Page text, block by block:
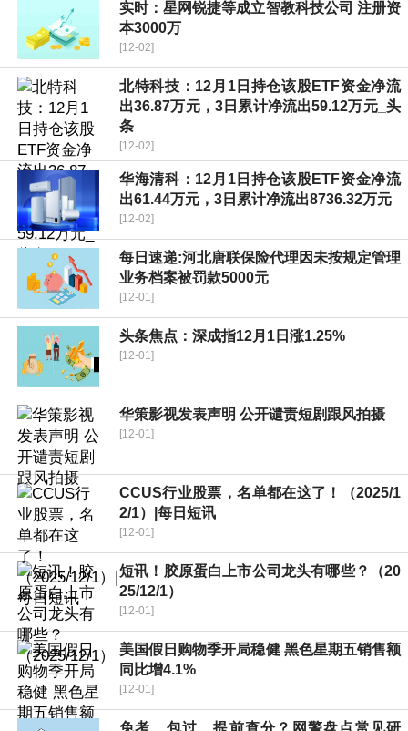
实时：星网锐捷等成立智教科技公司 注册资
本3000万
[12-02]
北特科技：12月1日持仓该股ETF资金净流
出36.87万元，3日累计净流出59.12万元_头
条
[12-02]
华海清科：12月1日持仓该股ETF资金净流
出61.44万元，3日累计净流出8736.32万元
[12-02]
每日速递:河北唐联保险代理因未按规定管理
业务档案被罚款5000元
[12-01]
头条焦点：深成指12月1日涨1.25%
[12-01]
华策影视发表声明 公开谴责短剧跟风拍摄
[12-01]
CCUS行业股票，名单都在这了！（2025/1
2/1）|每日短讯
[12-01]
短讯！胶原蛋白上市公司龙头有哪些？（20
25/12/1）
[12-01]
美国假日购物季开局稳健 黑色星期五销售额
同比增4.1%
[12-01]